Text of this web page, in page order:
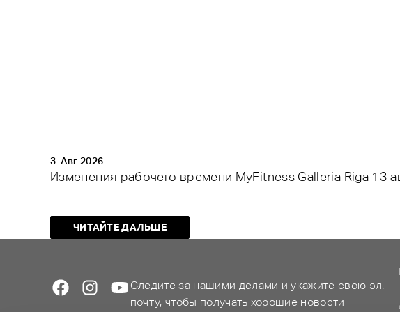
Изменения рабочего времени MyFitness Galleria Riga 13
3. Авг 2026
ЧИТАЙТЕ ДАЛЬШЕ
Следите за нашими делами и укажите свою эл.
почту, чтобы получать хорошие новости